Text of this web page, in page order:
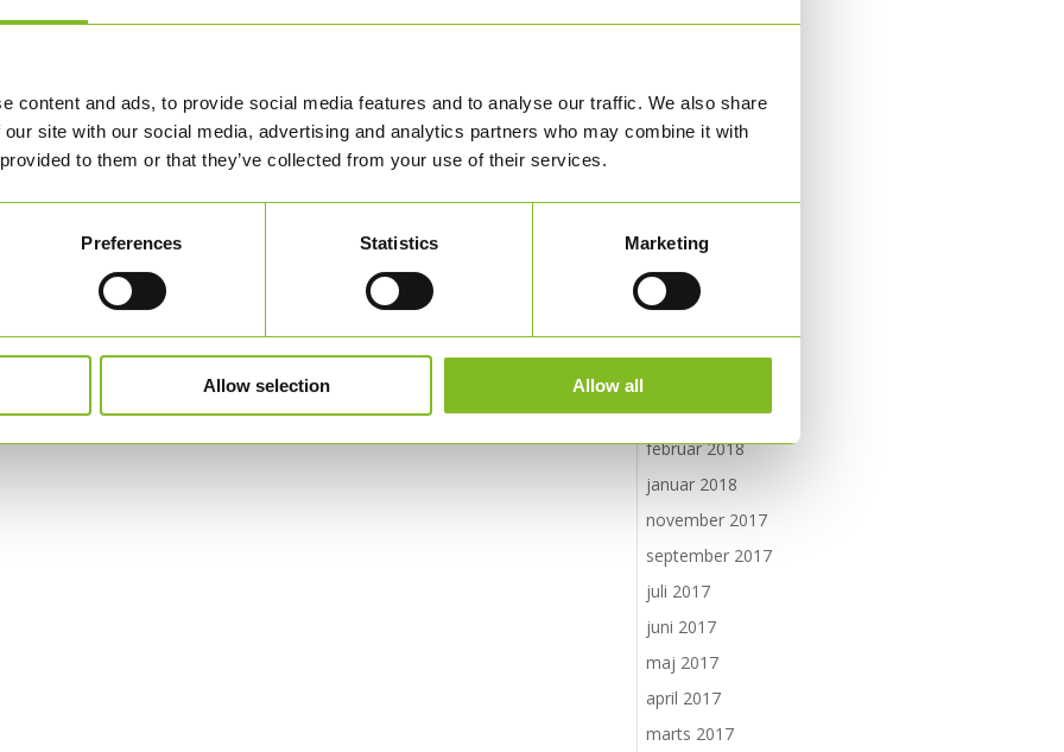
content and ads, to provide social media features and to analyse our traffic. We also share
site with our social media, advertising and analytics partners who may combine it with
to them or that they’ve collected from your use of their services.
Preferences Statistics Marketing
Allow selection Allow all
juni 2020
februar 2020
november 2019
juni 2019
februar 2019
januar 2019
november 2018
august 2018
maj 2018
februar 2018
januar 2018
november 2017
september 2017
juli 2017
juni 2017
maj 2017
april 2017
marts 2017